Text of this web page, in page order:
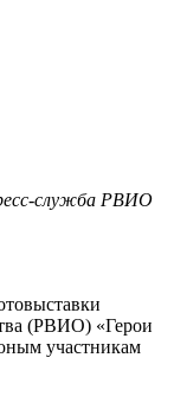
служба РВИО
(РВИО) «Герои
участникам